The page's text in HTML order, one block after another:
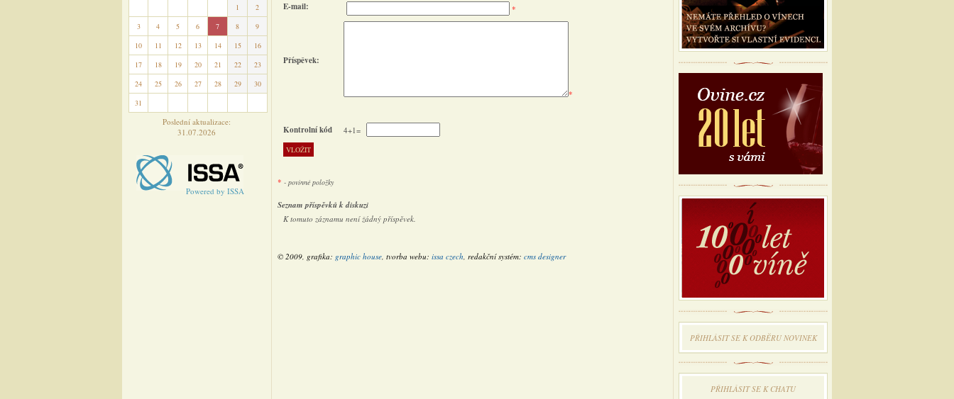
1
2
3
4 5 6 7 8
9
10
11 12 13 14 15
16
17
18 19 20 21 22
23
24
25 26 27 28 29
30
31
Poslední aktualizace:
31.07.2026
Powered by ISSA
E-mail: *
Příspěvek:
*
Kontrolní kód 4+1=
* - povinné položky
Seznam příspěvků k diskuzi
K tomuto záznamu není žádný příspěvek.
© 2009, grafika: graphic house, tvorba webu: issa czech, redakční systém: cms designer
PŘIHLÁSIT SE K ODBĔRU NOVINEK
PŘIHLÁSIT SE K CHATU